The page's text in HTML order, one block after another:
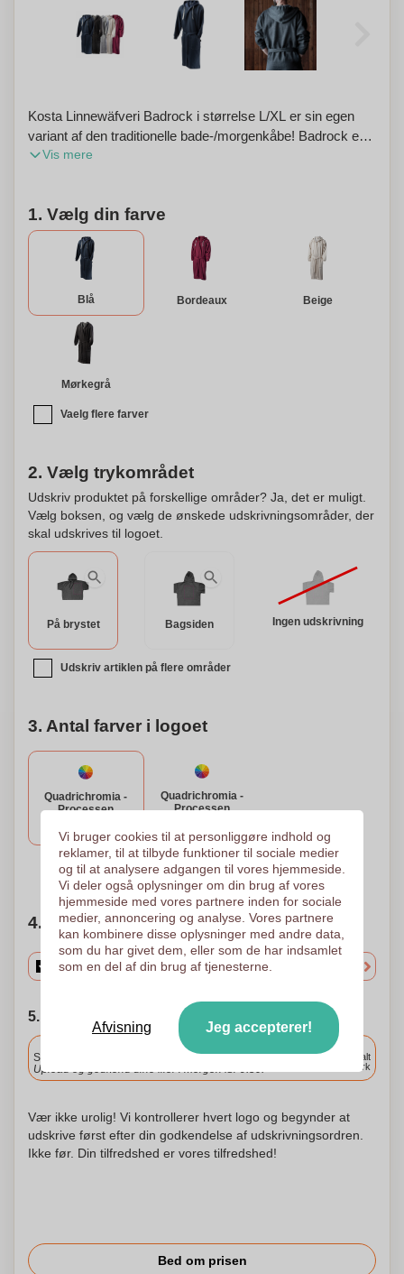
Kosta Linnewäfveri Badrock i størrelse L/XL er sin egen
variant af den traditionelle bade-/morgenkåbe! Badrock er
en smuk hybrid jakke lavet af såkaldt college stof.
bæltet til taljen mangler selvfølgelig ikke. Kosta
Linnewäfveri står for god kvalitet med en lang levetid. Dette
produkt kan også personliggøres.
Vis mere
1. Vælg din farve
Blå Bordeaux Beige
Mørkegrå
Vaelg flere farver
2. Vælg trykområdet
Udskriv produktet på forskellige områder? Ja, det er muligt.
Vælg boksen, og vælg de ønskede udskrivningsområder, der
skal udskrives til logoet.
På brystet Bagsiden Ingen udskrivning
Udskriv artiklen på flere områder
3. Antal farver i logoet
Quadrichromia -
Processen
240 x 340 mm
Quadrichromia -
Processen
150 x 150 mm
Brug for hjælp?Hjælp mig med at vælge
4. Vælg mængden
5. Vælg forsendelsesdato
Standard levering
Upload og godkend dine filer i morgen før 9:30.
Levering overalt
i Danmark
Vær ikke urolig! Vi kontrollerer hvert logo og begynder at
udskrive først efter din godkendelse af udskrivningsordren.
Ikke før. Din tilfredshed er vores tilfredshed!
Bed om prisen
Vi bruger cookies til at personliggøre indhold og
reklamer, til at tilbyde funktioner til sociale medier
og til at analysere adgangen til vores hjemmeside.
Vi deler også oplysninger om din brug af vores
hjemmeside med vores partnere inden for sociale
medier, annoncering og analyse. Vores partnere
kan kombinere disse oplysninger med andre data,
som du har givet dem, eller som de har indsamlet
som en del af din brug af tjenesterne.
Afvisning Jeg accepterer!